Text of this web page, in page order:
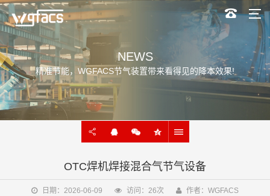
NEWS
精准节能，WGFACS节气装置带来看得见的降本效果!
OTC焊机焊接混合气节气设备
日期：2026-06-09 访问：26次 作者：WGFACS